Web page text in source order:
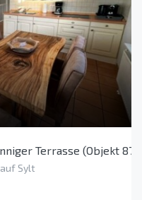
Terrasse (Objekt
Sylt